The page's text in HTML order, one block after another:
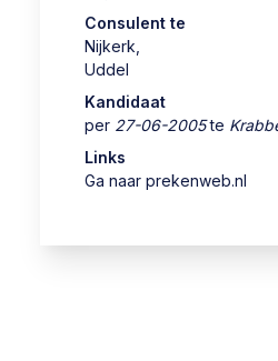
Consulent te
Nijkerk
Uddel
Kandidaat
per 27-06-2005te
Links
Ga naar prekenweb.nl